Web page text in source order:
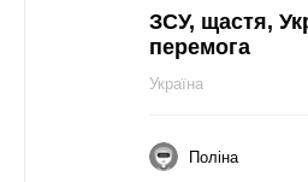
ЗСУ, щастя,
перемога
Україна
Поліна